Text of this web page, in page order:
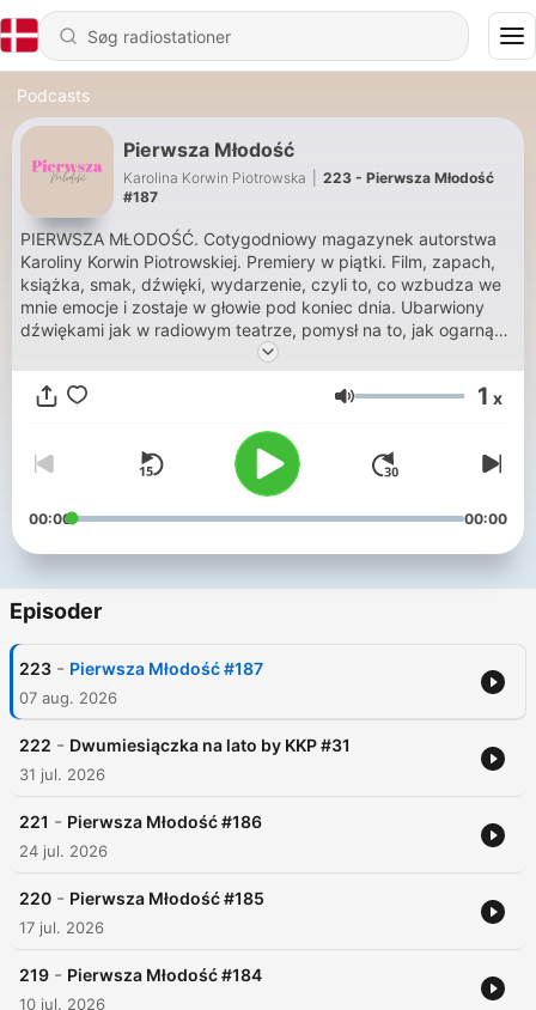
Podcasts
Pierwsza Młodość
Karolina Korwin Piotrowska
223 - Pierwsza Młodość
#187
PIERWSZA MŁODOŚĆ. Cotygodniowy magazynek autorstwa
Karoliny Korwin Piotrowskiej. Premiery w piątki. Film, zapach,
książka, smak, dźwięki, wydarzenie, czyli to, co wzbudza we
mnie emocje i zostaje w głowie pod koniec dnia. Ubarwiony
dźwiękami jak w radiowym teatrze, pomysł na to, jak ogarnąć
rzeczywistość. https://patronite.pl/karolinakp
Lydstyrke 1 x
00:00 00:00
Episoder
223 - Pierwsza Młodość #187
07 aug. 2026
222 - Dwumiesiączka na lato by KKP #31
31 jul. 2026
221 - Pierwsza Młodość #186
24 jul. 2026
220 - Pierwsza Młodość #185
17 jul. 2026
219 - Pierwsza Młodość #184
10 jul. 2026